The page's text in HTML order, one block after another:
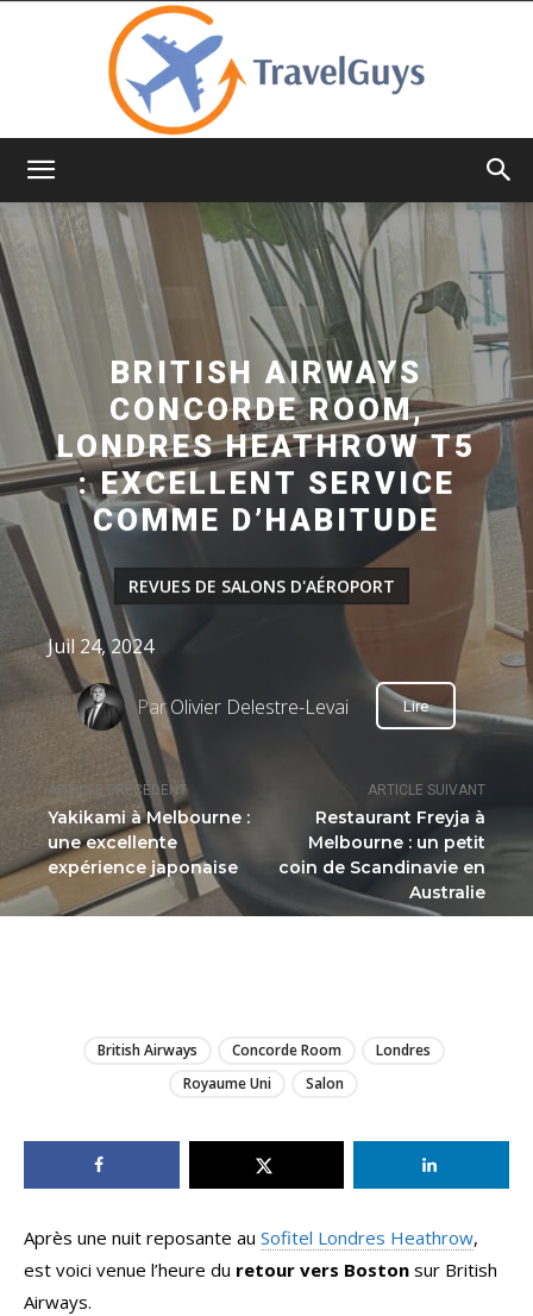
ARTICLE PRÉCÉDENT
Yakikami à Melbourne :
une excellente
expérience japonaise
ARTICLE SUIVANT
Restaurant Freyja à
Melbourne : un petit
coin de Scandinavie en
Australie
BRITISH AIRWAYS
CONCORDE ROOM,
LONDRES HEATHROW T5
: EXCELLENT SERVICE
COMME D’HABITUDE
REVUES DE SALONS D'AÉROPORT
Juil 24, 2024
ParOlivier Delestre-Levai Lire
British Airways Concorde Room
Londres
Royaume Uni
Salon
Après une nuit reposante au Sofitel Londres Heathrow,
est voici venue l’heure du retour vers Boston sur British
Airways.